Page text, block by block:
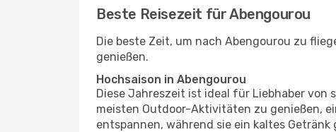
Beste Reisezeit für Abengourou
Die beste Zeit, um nach Abengourou zu
genießen.
Hochsaison in Abengourou
Diese Jahreszeit ist ideal für Liebhaber von
meisten Outdoor-Aktivitäten zu genießen,
entspannen, während sie ein kaltes Getränk